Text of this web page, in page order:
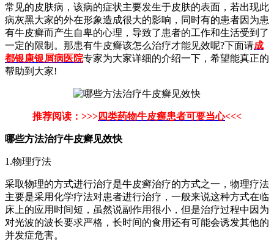
常见的皮肤病，该病的症状主要发生于皮肤的表面，若出现此
病灰黑大家的外在形象造成很大的影响，同时有的患者因为患
有牛皮癣而产生自卑的心理，导致了患者的工作和生活受到了
一定的限制。那患有牛皮癣该怎么治疗才能见效呢?下面请成
都银康银屑病医院专家为大家详细的介绍一下，希望能真正的
帮助到大家!
推荐阅读：>>>四类药物牛皮癣患者可要当心<<<
哪些方法治疗牛皮癣见效快
1.物理疗法
采取物理的方式进行治疗是牛皮癣治疗的方式之一，物理疗法
主要是采用化学疗法对患者进行治疗，一般来说这种方式在临
床上的应用时间短，虽然说副作用很小，但是治疗过程中因为
对光波的波长要求严格，长时间的食用还有可能会诱发其他的
并发症危害。